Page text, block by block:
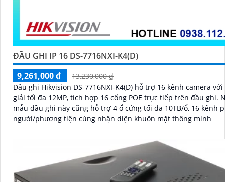
ĐẦU GHI IP 16 DS-7716NXI-K4(D)
9,261,000 ₫
13,230,000 ₫
Đầu ghi Hikvision DS-7716NXI-K4(D) hỗ trợ 16 kênh camera
giải tối đa 12MP, tích hợp 16 cổng POE trực tiếp trên đầu ghi. Ngoài ra
mẫu đầu ghi này cũng hỗ trợ 4 ổ cứng tối đa 10TB/ổ, 16 kênh
người/phương tiện cùng nhận diện khuôn mặt thông minh